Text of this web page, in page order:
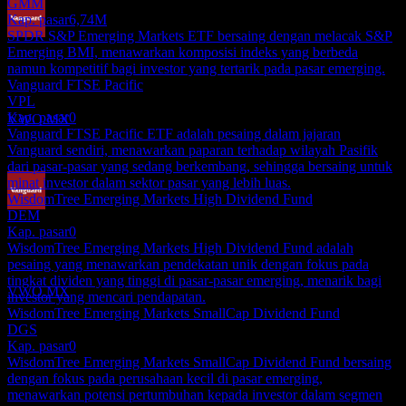
Pembayaran dividen
23
SEP 27
Vanguard FTSE Emerging Markets
Perkiraan
VWO.MX
Ex-dividen
20
DEC 27
Vanguard FTSE Emerging Markets
Perkiraan
VWO.MX
Kap. pasar6,74M
SPDR S&P Emerging Markets ETF bersaing dengan melacak S&P
Emerging BMI, menawarkan komposisi indeks yang berbeda
namun kompetitif bagi investor yang tertarik pada pasar emerging.
Vanguard FTSE Pacific
VPL
Kap. pasar0
Vanguard FTSE Pacific ETF adalah pesaing dalam jajaran
Vanguard sendiri, menawarkan paparan terhadap wilayah Pasifik
dari pasar-pasar yang sedang berkembang, sehingga bersaing untuk
minat investor dalam sektor pasar yang lebih luas.
WisdomTree Emerging Markets High Dividend Fund
DEM
Kap. pasar0
WisdomTree Emerging Markets High Dividend Fund adalah
pesaing yang menawarkan pendekatan unik dengan fokus pada
tingkat dividen yang tinggi di pasar-pasar emerging, menarik bagi
investor yang mencari pendapatan.
WisdomTree Emerging Markets SmallCap Dividend Fund
DGS
Kap. pasar0
WisdomTree Emerging Markets SmallCap Dividend Fund bersaing
dengan fokus pada perusahaan kecil di pasar emerging,
menawarkan potensi pertumbuhan kepada investor dalam segmen